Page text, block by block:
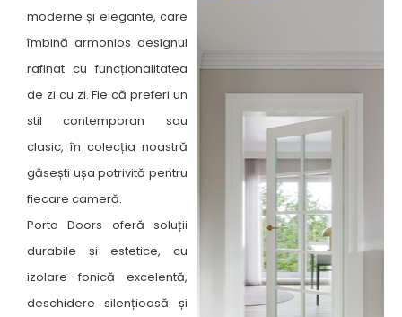
moderne și elegante, care
îmbină armonios designul
rafinat cu funcționalitatea
de zi cu zi. Fie că preferi un
stil contemporan sau
clasic, în colecția noastră
găsești ușa potrivită pentru
fiecare cameră. ​
Porta Doors oferă soluții
durabile și estetice, cu
izolare fonică excelentă,
deschidere silențioasă și